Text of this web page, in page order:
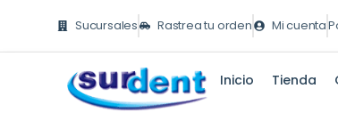
contenido
Sucursales Rastrea tu orden Mi cuenta
Inicio Tienda